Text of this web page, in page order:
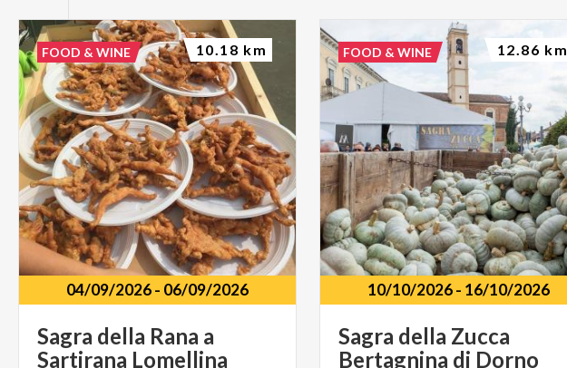
04/09/2026- 06/09/2026
Sagra della Rana a
Sartirana Lomellina
FOOD & WINE 10.18 km
10/10/2026- 16/10/2026
Sagra della Zucca
Bertagnina di Dorno
FOOD & WINE 12.86 km